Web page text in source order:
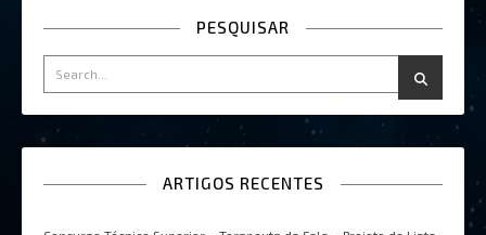
PESQUISAR
ARTIGOS RECENTES